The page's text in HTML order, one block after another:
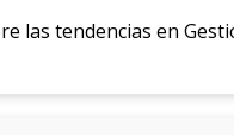
las tendencias en